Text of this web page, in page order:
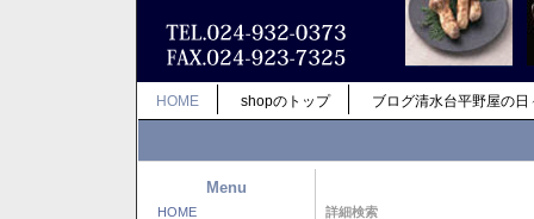
HOME shopのトップ ブログ清水台平野屋の日
Menu
HOME 詳細検索